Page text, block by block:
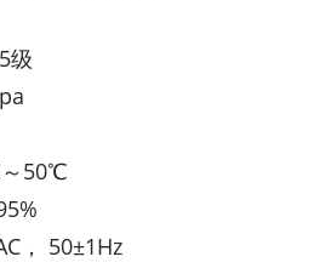
级
27.5Mpa
50℃
， 50±1Hz